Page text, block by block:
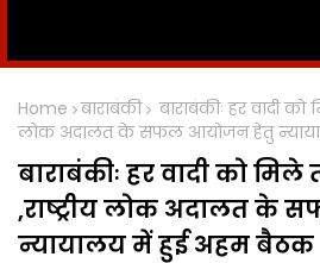
Home बाराबंकी
बाराबंकीः हर वादी को
लोक अदालत के सफल आयोजन हेतु
बाराबंकीः हर वादी को मिले
,राष्ट्रीय लोक अदालत के
न्यायालय में हुई अहम बैठक